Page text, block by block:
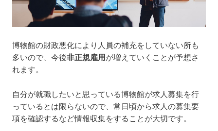
博物館の財政悪化により人員の補充をしていない所も
多いので、今後非正規雇用 が増えていくことが予想さ
れます。
自分が就職したいと思っている博物館が求人募集を行
っているとは限らないので、常日頃から求人の募集要
項を確認するなど情報収集をすることが大切です。